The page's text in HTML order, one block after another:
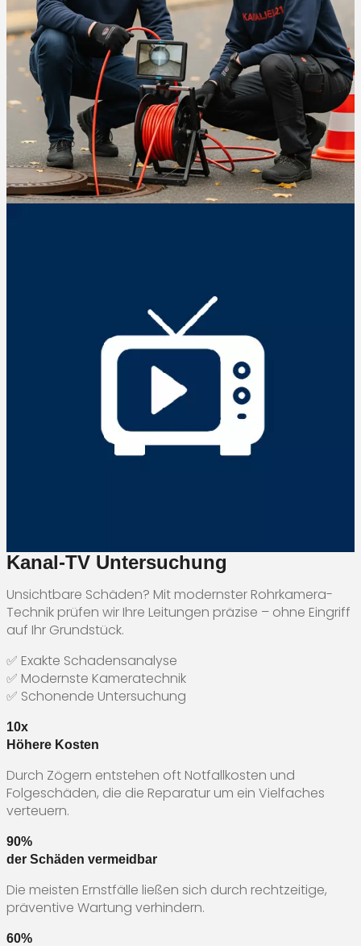
Kanal-TV Untersuchung
Unsichtbare Schäden? Mit modernster Rohrkamera-
Technik prüfen wir Ihre Leitungen präzise – ohne Eingriff
auf Ihr Grundstück.
✅ Exakte Schadensanalyse
✅ Modernste Kameratechnik
✅ Schonende Untersuchung
10x
Höhere Kosten
Durch Zögern entstehen oft Notfallkosten und
Folgeschäden, die die Reparatur um ein Vielfaches
verteuern.
90%
der Schäden vermeidbar
Die meisten Ernstfälle ließen sich durch rechtzeitige,
präventive Wartung verhindern.
60%